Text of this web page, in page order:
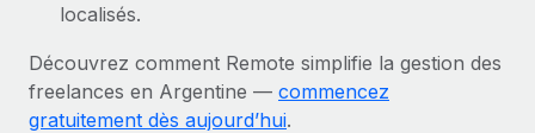
localisés.
Découvrez comment Remote simplifie la gestion des
freelances en Argentine — commencez
gratuitement dès aujourd’hui.